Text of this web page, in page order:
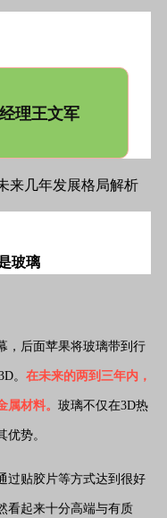
理王文军
玻璃
，后面苹果将玻璃带到行
。 在未来的两到三年内，
材料。 玻璃不仅在3D热
势。
过贴胶片等方式达到很好
看起来十分高端与有质